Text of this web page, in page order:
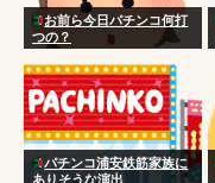
お前ら今日パチンコ何打
つの？
パチンコ浦安鉄筋家族に
ありそうな演出